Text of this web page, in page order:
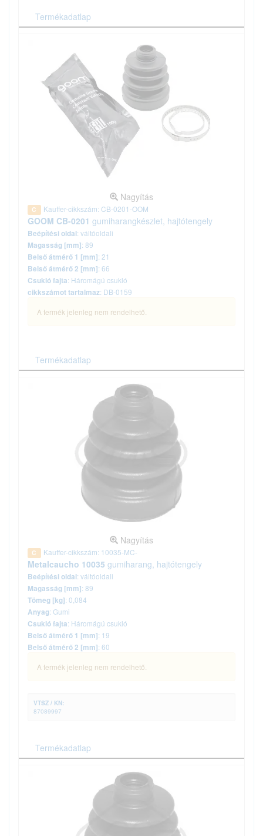
Termékadatlap
Nagyítás
C Kauffer-cikkszám: CB-0201-OOM
GOOM CB-0201 gumiharangkészlet, hajtótengely
Beépítési oldal: váltóoldali
Magasság [mm]: 89
Belső átmérő 1 [mm]: 21
Belső átmérő 2 [mm]: 66
Csukló fajta: Háromágú csukló
cikkszámot tartalmaz: DB-0159
A termék jelenleg nem rendelhető.
Termékadatlap
Nagyítás
C Kauffer-cikkszám: 10035-MC-
Metalcaucho 10035 gumiharang, hajtótengely
Beépítési oldal: váltóoldali
Magasság [mm]: 89
Tömeg [kg]: 0,084
Anyag: Gumi
Csukló fajta: Háromágú csukló
Belső átmérő 1 [mm]: 19
Belső átmérő 2 [mm]: 60
A termék jelenleg nem rendelhető.
VTSZ / KN:
87089997
Termékadatlap